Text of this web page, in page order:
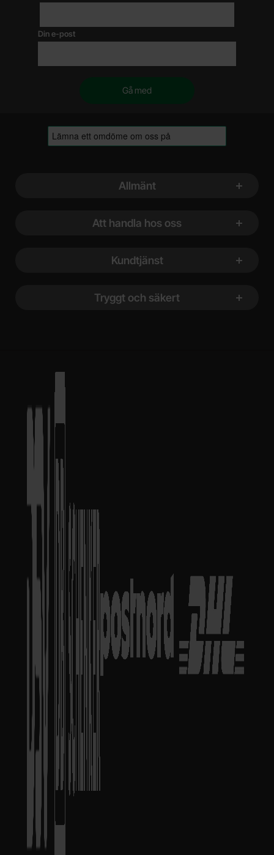
Din e-post
Allmänt
Att handla hos oss
Kundtjänst
Tryggt och säkert